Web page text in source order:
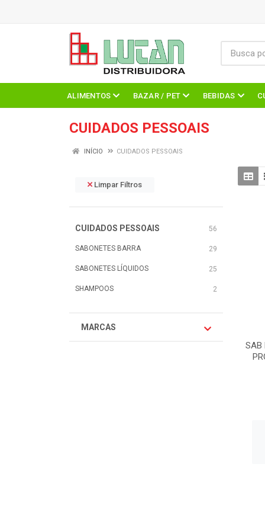
ALIMENTOS BAZAR / PET BEBIDAS
CUIDADOS PESSOAIS
INÍCIO CUIDADOS PESSOAIS
Limpar Filtros
CUIDADOS PESSOAIS 56
SABONETES BARRA 29
SABONETES LÍQUIDOS 25
SHAMPOOS 2
MARCAS
SAB